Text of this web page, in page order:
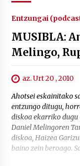
Entzungai
MUSIBLA:
Melingo,
az. Urt 20 , 2010
Ahotsei eskainitako
entzungo ditugu,
diskoa ekarriko dugu
Daniel Melingoren
diskoa, Haizea
baino zein beroago.